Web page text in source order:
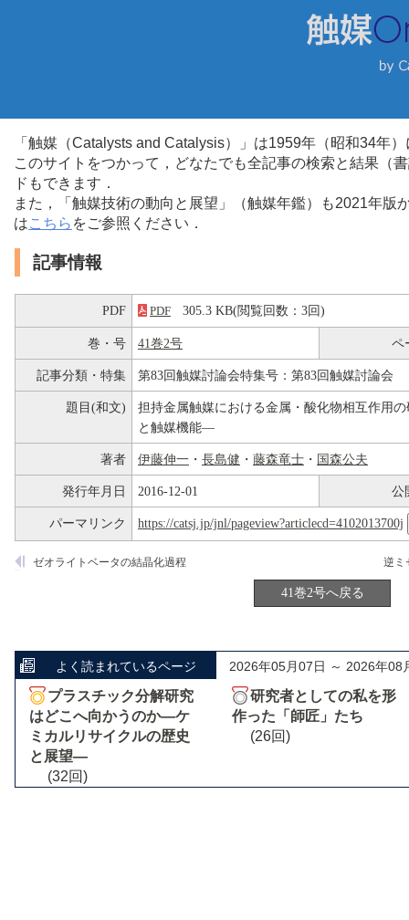
「触媒（Catalysts and Catalysis）」は1959年（昭和34年
このサイトをつかって，どなたでも全記事の検索と結果（
ドもできます．
また，「触媒技術の動向と展望」（触媒年鑑）も2021年
はこちら をご参照ください．
記事情報
PDF PDF 305.3 KB(閲覧回数：3回)
巻・号 41巻2号 ペ
記事分類・特集 第83回触媒討論会特集号：第83回触媒討論会
題目(和文)
担持金属触媒における金属・酸化物相互作用
と触媒機能―
著者 伊藤伸一 ・ 長島健 ・ 藤森竜士 ・ 国森公夫
発行年月日 2016-12-01 公
パーマリンク https://catsj.jp/jnl/pageview?articlecd=4102013700j
ゼオライトベータの結晶化過程
41巻2号へ戻る
よく読まれているページ 2026年05月07日 ～ 2026年08
プラスチック分解研究
はどこへ向かうのか―ケ
ミカルリサイクルの歴史
と展望―
(32回)
研究者としての私を形
作った「師匠」たち
(26回)